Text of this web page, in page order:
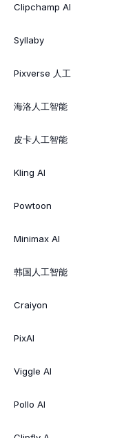
Clipchamp AI
Syllaby
Pixverse 人工
海洛人工智能
皮卡人工智能
Kling AI
Powtoon
Minimax AI
韩国人工智能
Craiyon
PixAI
Viggle AI
Pollo AI